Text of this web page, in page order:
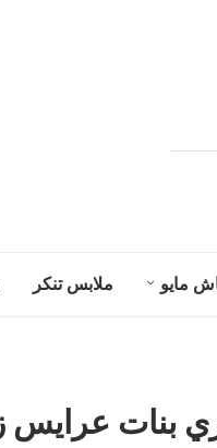
مايو ملابس تنكر
بنات عرايس